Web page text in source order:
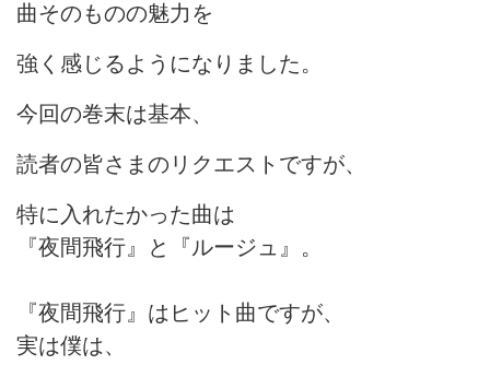
曲そのものの魅力を
強く感じるようになりました。
今回の巻末は基本、
読者の皆さまのリクエストですが、
特に入れたかった曲は
『夜間飛行』と『ルージュ』。
『夜間飛行』はヒット曲ですが、
実は僕は、